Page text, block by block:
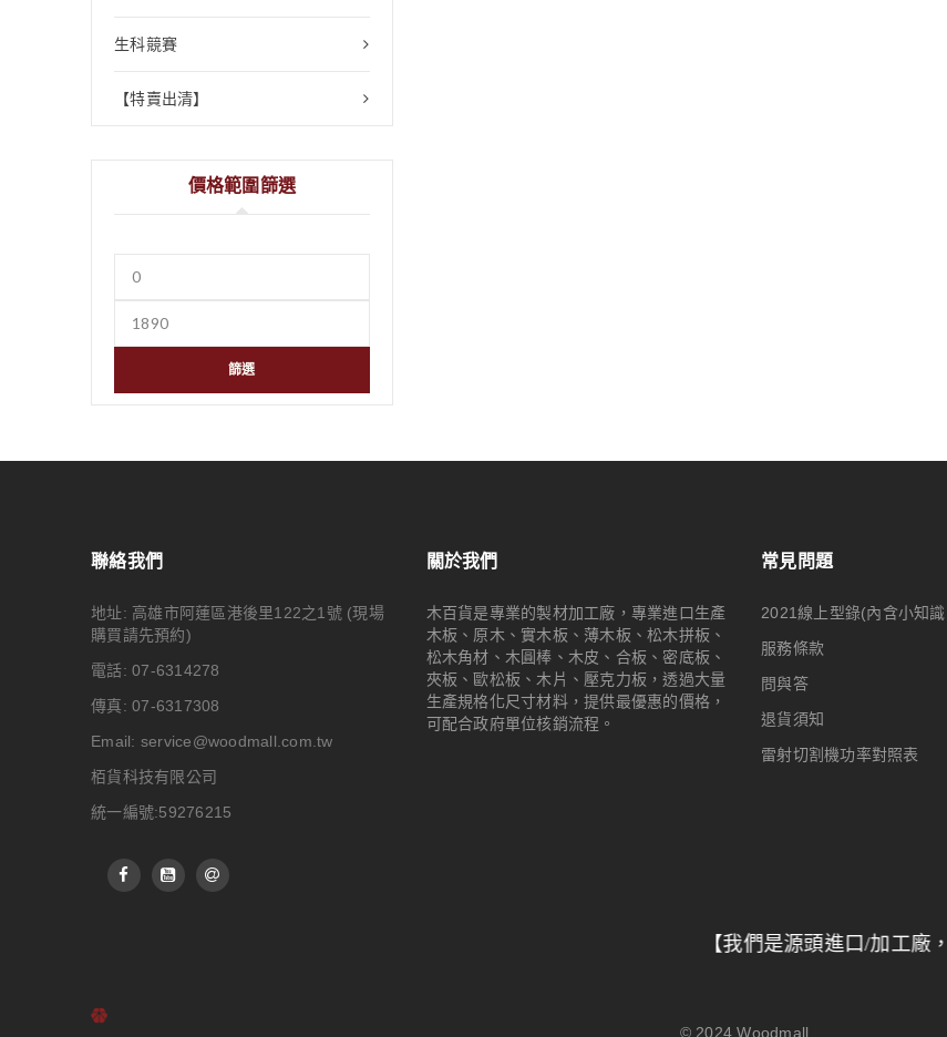
生科競賽
【特賣出清】
價格範圍篩選
篩選
聯絡我們
地址: 高雄市阿蓮區港後里122之1號 (現場
購買請先預約)
電話: 07-6314278
傳真: 07-6317308
Email: service@woodmall.com.tw
栢貨科技有限公司
統一編號:59276215
關於我們
木百貨是專業的製材加工廠，專業進口生產
木板、原木、實木板、薄木板、松木拼板、
松木角材、木圓棒、木皮、合板、密底板、
夾板、歐松板、木片、壓克力板，透過大量
生產規格化尺寸材料，提供最優惠的價格，
可配合政府單位核銷流程。
常見問題
2021線上型錄(內含小知
服務條款
問與答
退貨須知
雷射切割機功率對照表
【我們是源頭進口/加工廠，供應全
© 2024Woodmall